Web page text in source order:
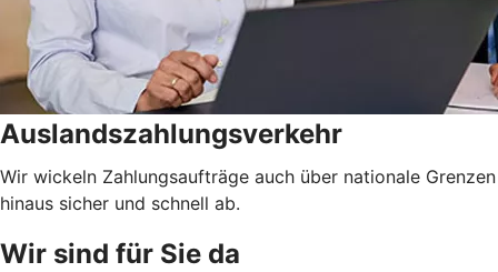
Auslandszahlungsverkehr
Wir wickeln Zahlungsaufträge auch über nationale Grenzen
hinaus sicher und schnell ab.
Wir sind für Sie da